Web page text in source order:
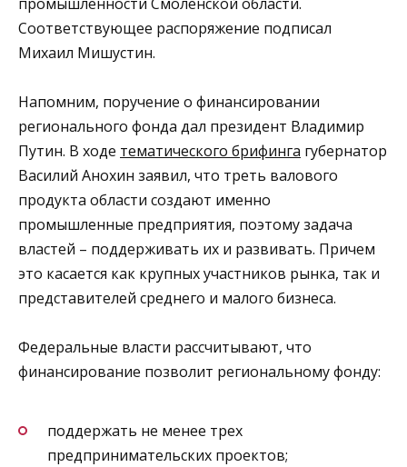
Соответствующее распоряжение подписал
Михаил Мишустин.
Напомним, поручение о финансировании
регионального фонда дал президент Владимир
Путин. В ходе тематического брифинга губернатор
Василий Анохин заявил, что треть валового
продукта области создают именно
промышленные предприятия, поэтому задача
властей – поддерживать их и развивать. Причем
это касается как крупных участников рынка, так и
представителей среднего и малого бизнеса.
Федеральные власти рассчитывают, что
финансирование позволит региональному фонду:
поддержать не менее трех
предпринимательских проектов;